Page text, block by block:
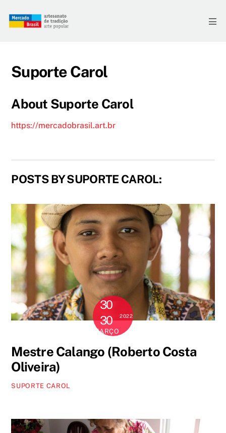
Suporte Carol
About Suporte Carol
https://mercadobrasil.art.br
POSTS BY SUPORTE CAROL:
30
30
MARÇO
2022
Mestre Calango (Roberto Costa
Oliveira)
SUPORTE CAROL